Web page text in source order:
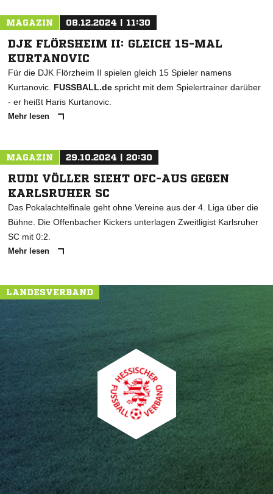
NACHRICHT SENDEN
* Pflichtfelder
MAGAZIN 08.12.2024 | 11:30
DJK FLÖRSHEIM II: GLEICH 15-MAL
KURTANOVIC
Für die DJK Flörzheim II spielen gleich 15 Spieler namens
Kurtanovic. FUSSBALL.de spricht mit dem Spielertrainer darüber
- er heißt Haris Kurtanovic.
Mehr lesen
MAGAZIN 29.10.2024 | 20:30
RUDI VÖLLER SIEHT OFC-AUS GEGEN
KARLSRUHER SC
Das Pokalachtelfinale geht ohne Vereine aus der 4. Liga über die
Bühne. Die Offenbacher Kickers unterlagen Zweitligist Karlsruher
SC mit 0:2.
Mehr lesen
LANDESVERBAND